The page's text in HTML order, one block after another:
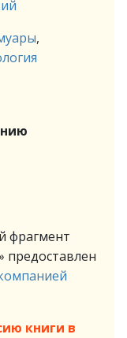
,
фрагмент
предоставлен
книги в